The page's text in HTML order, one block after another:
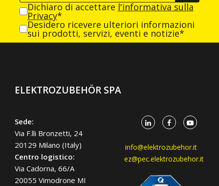
Dichiaro di accettare l'informativa sulla
Privacy*
Desidero ricevere ulteriori informazioni
sui prodotti, servizi, eventi e notizie*
ELEKTROZUBEHÖR SPA
Sede:
Via F.lli Bronzetti, 24
20129 Milano (Italy)
Centro logistico:
Via Cadorna, 66/A
20055 Vimodrone MI
info@elektrozubehor.it
ez@pec.elektrozubehor.it